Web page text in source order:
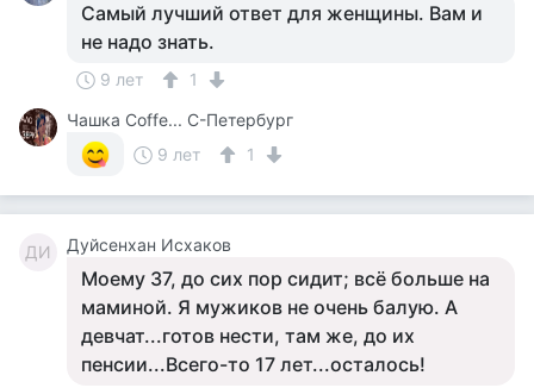
Самый лучший ответ для женщины. Вам и
не надо знать.
9 лет
1
Чашка Cоffe... С-Петербург
9 лет
1
ДИ Дуйсенхан Исхаков
Моему 37, до сих пор сидит; всё больше на
маминой. Я мужиков не очень балую. А
девчат...готов нести, там же, до их
пенсии...Всего-то 17 лет...осталось!